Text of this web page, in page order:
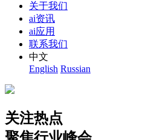
关于我们
ai资讯
ai应用
联系我们
中文
English Russian
关注热点